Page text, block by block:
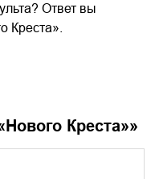
Ответ вы
Креста».
Креста»»